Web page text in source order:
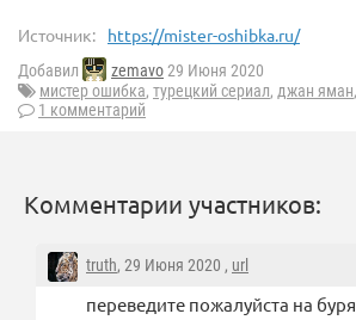
Источник: https://mister-oshibka.ru/
Добавил zemavo29 Июня 2020
мистер ошибка, турецкий сериал, джан яман,
1 комментарий
Комментарии участников:
truth, 29 Июня 2020 , url
переведите пожалуйста на